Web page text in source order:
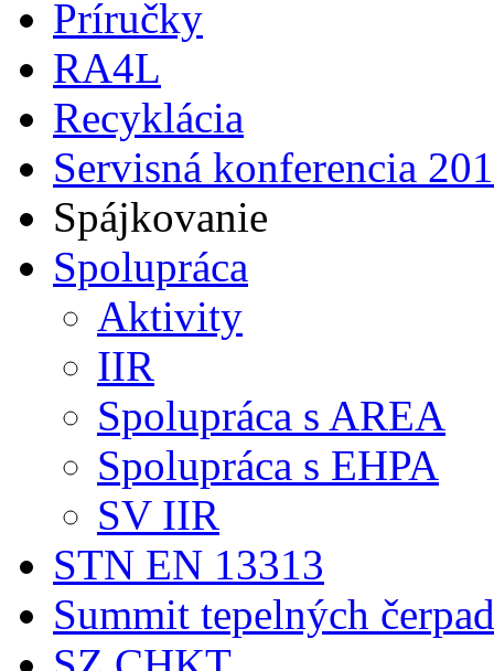
Príručky
RA4L
Recyklácia
Servisná konferencia
Spájkovanie
Spolupráca
Aktivity
IIR
Spolupráca s AREA
Spolupráca s EHPA
SV IIR
STN EN 13313
Summit tepelných